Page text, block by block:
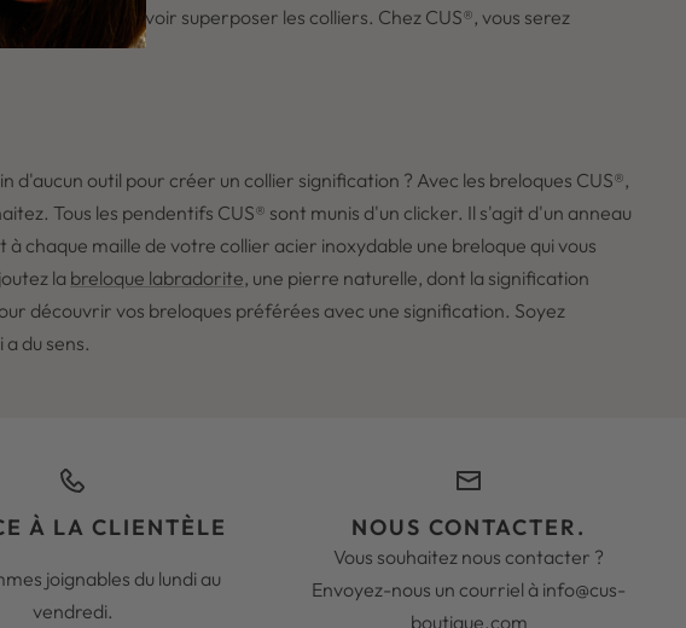
pour pouvoir superposer les colliers. Chez CUS®, vous serez
outil pour créer un collier signification ? Avec les breloques CUS®,
Tous les pendentifs CUS® sont munis d'un clicker. Il s'agit d'un anneau
chaque maille de votre collier acier inoxydable une breloque qui vous
la breloque labradorite, une pierre naturelle, dont la signification
découvrir vos breloques préférées avec une signification. Soyez
du sens.
À LA CLIENTÈLE
joignables du lundi au
vendredi.
NOUS CONTACTER.
Vous souhaitez nous contacter ?
Envoyez-nous un courriel à info@cus-
boutique.com